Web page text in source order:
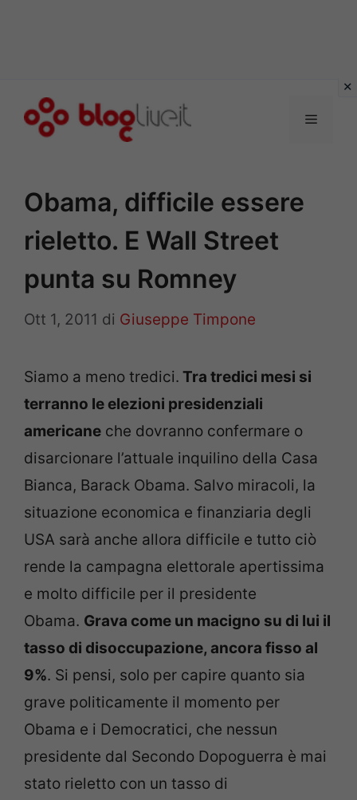
Menu
Obama, difficile essere
rieletto. E Wall Street
punta su Romney
Ott 1, 2011 di Giuseppe Timpone
Siamo a meno tredici. Tra tredici mesi si
terranno le elezioni presidenziali
americane che dovranno confermare o
disarcionare l’attuale inquilino della Casa
Bianca, Barack Obama. Salvo miracoli, la
situazione economica e finanziaria degli
USA sarà anche allora difficile e tutto ciò
rende la campagna elettorale apertissima
e molto difficile per il presidente
Obama. Grava come un macigno su di lui il
tasso di disoccupazione, ancora fisso al
9%. Si pensi, solo per capire quanto sia
grave politicamente il momento per
Obama e i Democratici, che nessun
presidente dal Secondo Dopoguerra è mai
stato rieletto con un tasso di